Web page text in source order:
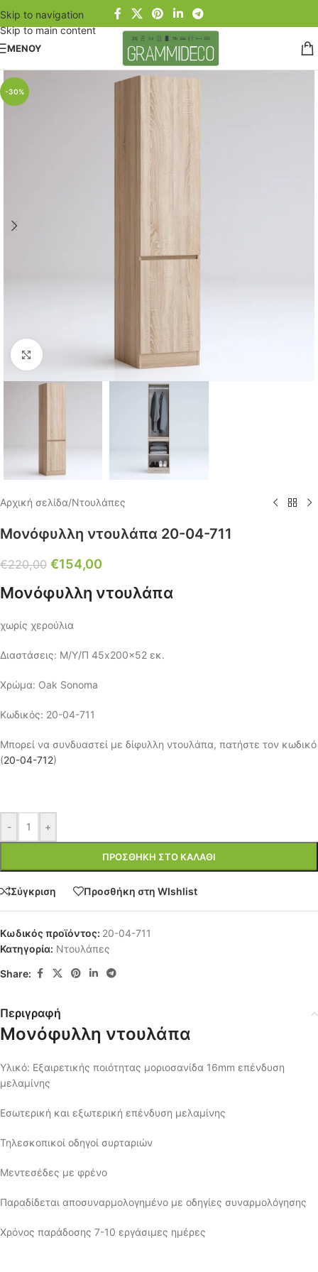
Skip to navigation
Skip to main content
ΜΕΝΟΥ
-30%
Click to enlarge
Αρχική σελίδα/Ντουλάπες
Μονόφυλλη ντουλάπα 20-04-711
€220,00 €154,00
Μονόφυλλη ντουλάπα
χωρίς χερούλια
Διαστάσεις: Μ/Υ/Π 45x200x52 εκ.
Χρώμα: Oak Sonoma
Κωδικός: 20-04-711
Μπορεί να συνδυαστεί με δίφυλλη ντουλάπα, πατήστε τον κωδικό
(20-04-712)
- +
ΠΡΟΣΘΉΚΗ ΣΤΟ ΚΑΛΆΘΙ
Σύγκριση Προσθήκη στη WIshlist
Κωδικός προϊόντος: 20-04-711
Κατηγορία: Ντουλάπες
Share:
Περιγραφή
Μονόφυλλη ντουλάπα
Υλικό: Εξαιρετικής ποιότητας μοριοσανίδα 16mm επένδυση
μελαμίνης
Εσωτερική και εξωτερική επένδυση μελαμίνης
Τηλεσκοπικοί οδηγοί συρταριών
Μεντεσέδες με φρένο
Παραδίδεται αποσυναρμολογημένο με οδηγίες συναρμολόγησης
Χρόνος παράδοσης 7-10 εργάσιμες ημέρες